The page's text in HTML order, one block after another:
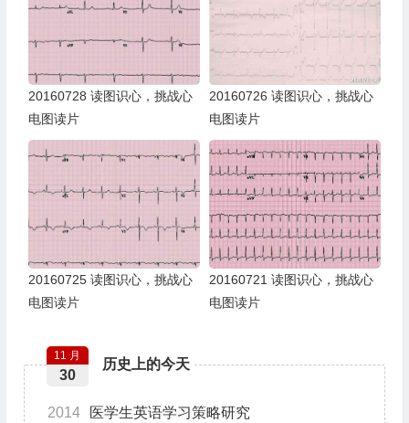
20160728 读图识心，挑战心
电图读片
20160726 读图识心，挑战心
电图读片
20160725 读图识心，挑战心
电图读片
20160721 读图识心，挑战心
电图读片
历史上的今天
11 月
30
2014 医学生英语学习策略研究